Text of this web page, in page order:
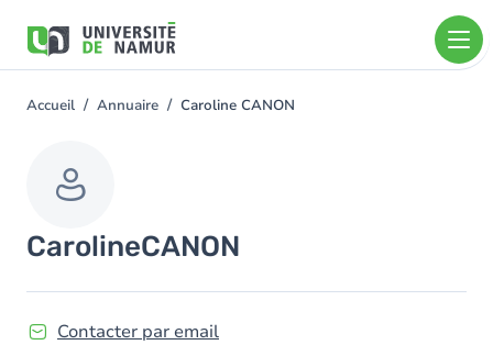
contenu
You
Accueil Annuaire Caroline CANON
CarolineCANON
Contacter par email